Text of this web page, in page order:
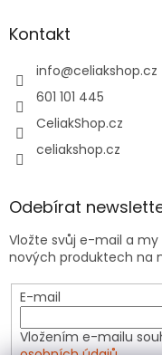
Kontakt
info@celiakshop.cz
601 101 445
CeliakShop.cz
celiakshop.cz
Odebírat
Vložte svůj e-mail a
nových produktech na
E-mail
Vložením e-mailu